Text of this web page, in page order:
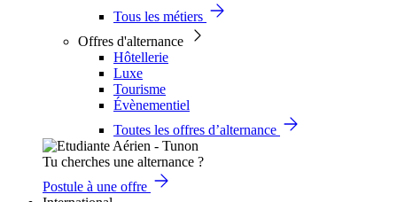
Tous les métiers
Offres d'alternance
Hôtellerie
Luxe
Tourisme
Évènementiel
Toutes les offres d’alternance
Tu cherches une alternance ?
Postule à une offre